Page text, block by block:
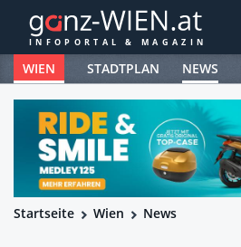
WIEN STADTPLAN NEWS
Startseite Wien News